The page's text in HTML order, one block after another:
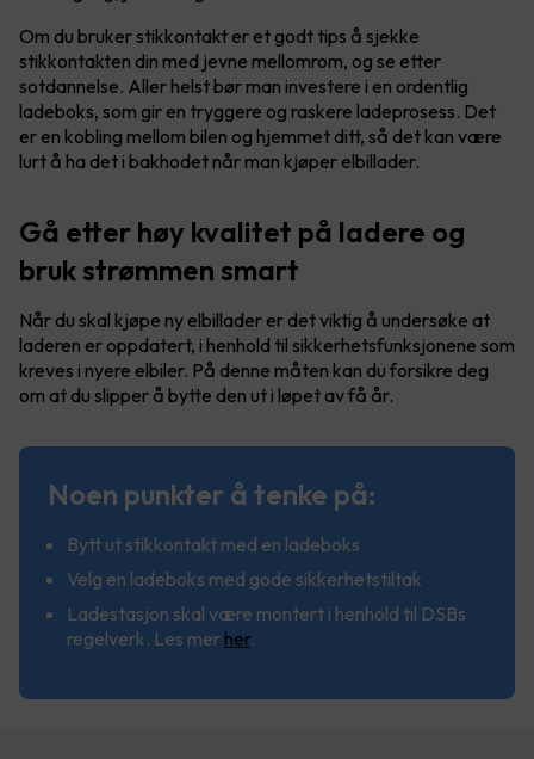
Om du bruker stikkontakt er et godt tips å sjekke
stikkontakten din med jevne mellomrom, og se etter
sotdannelse. Aller helst bør man investere i en ordentlig
ladeboks, som gir en tryggere og raskere ladeprosess. Det
er en kobling mellom bilen og hjemmet ditt, så det kan være
lurt å ha det i bakhodet når man kjøper elbillader.
Gå etter høy kvalitet på ladere og
bruk strømmen smart
Når du skal kjøpe ny elbillader er det viktig å undersøke at
laderen er oppdatert, i henhold til sikkerhetsfunksjonene som
kreves i nyere elbiler. På denne måten kan du forsikre deg
om at du slipper å bytte den ut i løpet av få år.
Noen punkter å tenke på:
Bytt ut stikkontakt med en ladeboks
Velg en ladeboks med gode sikkerhetstiltak
Ladestasjon skal være montert i henhold til DSBs
regelverk. Les mer her.